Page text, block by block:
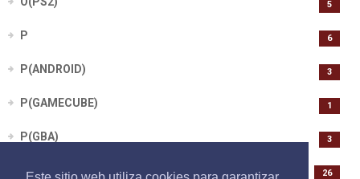
5
P 6
P(ANDROID) 3
P(GAMECUBE) 1
P(GBA) 3
P(N64) 26